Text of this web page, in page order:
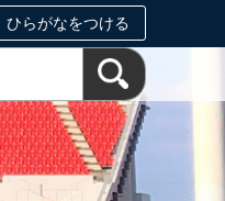
ひらがなをつける